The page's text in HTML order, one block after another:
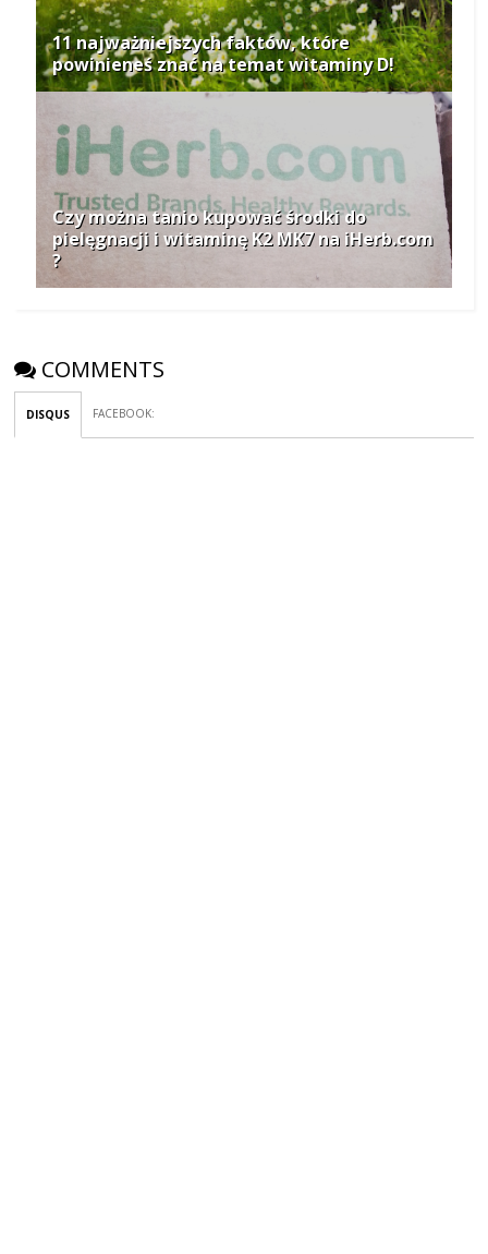
11 najważniejszych faktów, które
powinieneś znać na temat witaminy D!
Czy można tanio kupować środki do
pielęgnacji i witaminę K2 MK7 na iHerb.com
?
COMMENTS
DISQUS FACEBOOK: